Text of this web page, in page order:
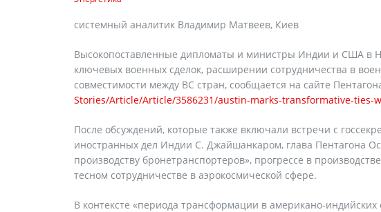
системный аналитик Владимир Матвеев, Киев
Высокопоставленные дипломаты и министры Индии и США в
ключевых военных сделок, расширении сотрудничества в
совместимости между ВС стран, сообщается на сайте
Stories/Article/Article/3586231/austin-marks-transformative-
После обсуждений, которые также включали встречи с
иностранных дел Индии С. Джайшанкаром, глава Пентагона
производству бронетранспортеров», прогрессе в
тесном сотрудничестве в аэрокосмической сфере.
В контексте «периода трансформации в американо-